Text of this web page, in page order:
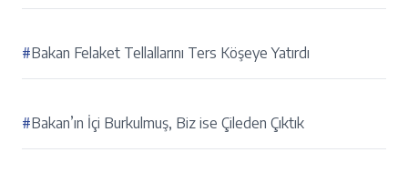
#Bakan Felaket Tellallarını Ters Köşeye Yatırdı
#Bakan’ın İçi Burkulmuş, Biz ise Çileden Çıktık